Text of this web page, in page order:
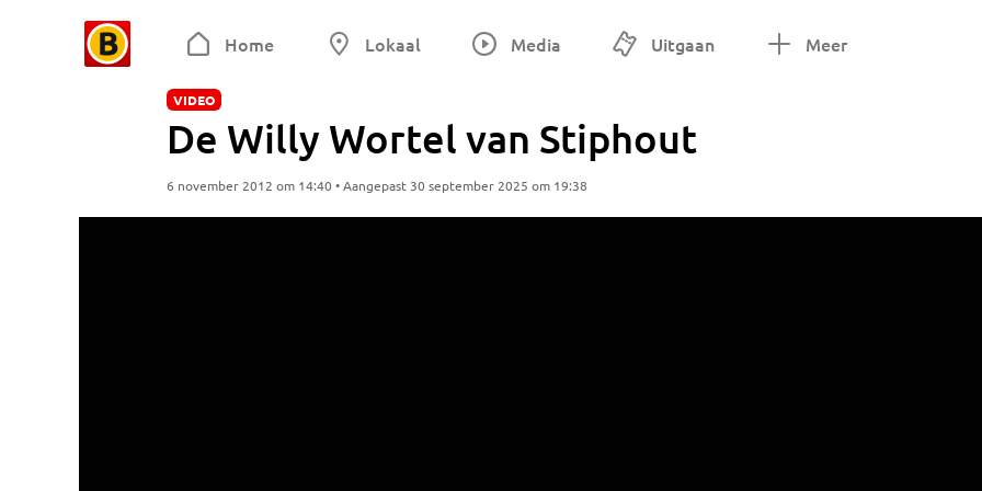
Home Lokaal Media Uitgaan Meer
VIDEO
De Willy Wortel van Stiphout
6 november 2012 om 14:40 • Aangepast 30 september 2025 om 19:38